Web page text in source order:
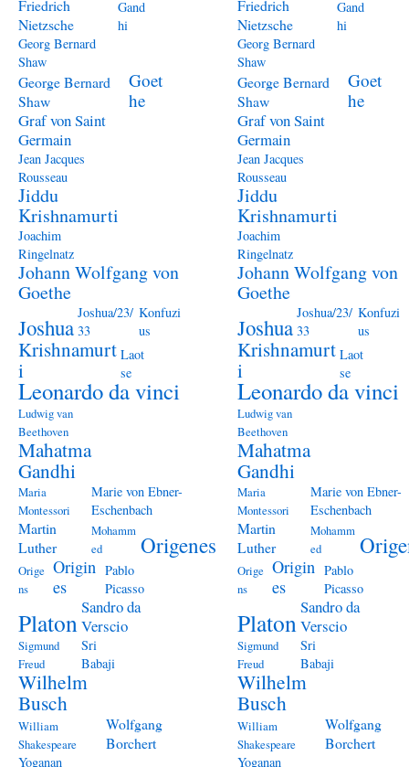
Friedrich
Nietzsche
Gand
hi
Georg Bernard
Shaw
George Bernard
Shaw
Goet
he
Graf von Saint
Germain
Jean Jacques
Rousseau
Jiddu
Krishnamurti
Joachim
Ringelnatz
Johann Wolfgang von
Goethe
Joshua
Joshua/23/
33
Konfuzi
us
Krishnamurt
i
Laot
se
Leonardo da vinci
Ludwig van
Beethoven
Mahatma
Gandhi
Maria
Montessori
Marie von Ebner-
Eschenbach
Martin
Luther
Mohamm
ed
Origenes
Orige
ns
Origin
es
Pablo
Picasso
Platon
Sandro da
Verscio
Sigmund
Freud
Sri
Babaji
Wilhelm
Busch
William
Shakespeare
Wolfgang
Borchert
Yoganan
Friedrich
Nietzsche
Gand
hi
Georg Bernard
Shaw
George Bernard
Shaw
Goet
he
Graf von Saint
Germain
Jean Jacques
Rousseau
Jiddu
Krishnamurti
Joachim
Ringelnatz
Johann Wolfgang von
Goethe
Joshua
Joshua/23/
33
Konfuzi
us
Krishnamurt
i
Laot
se
Leonardo da vinci
Ludwig van
Beethoven
Mahatma
Gandhi
Maria
Montessori
Marie von Ebner-
Eschenbach
Martin
Luther
Mohamm
ed
Orige
ns
Origin
es
Pablo
Picasso
Platon
Sandro da
Verscio
Sigmund
Freud
Sri
Babaji
Wilhelm
Busch
William
Shakespeare
Wolfgang
Borchert
Yoganan